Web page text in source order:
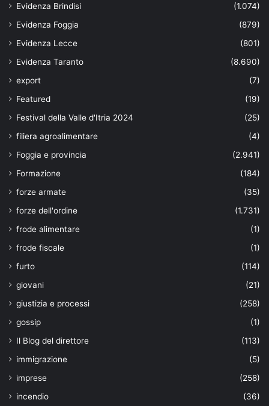
Evidenza Brindisi
(1.074)
Evidenza Foggia
(879)
Evidenza Lecce
(801)
Evidenza Taranto
(8.690)
export
(7)
Featured
(19)
Festival della Valle d'Itria 2024
(25)
filiera agroalimentare
(4)
Foggia e provincia
(2.941)
Formazione
(184)
forze armate
(35)
forze dell'ordine
(1.731)
frode alimentare
(1)
frode fiscale
(1)
furto
(114)
giovani
(21)
giustizia e processi
(258)
gossip
(1)
Il Blog del direttore
(113)
immigrazione
(5)
imprese
(258)
incendio
(36)